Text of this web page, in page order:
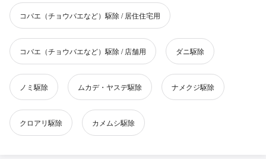
コバエ（チョウバエなど）駆除 / 居住住宅用
コバエ（チョウバエなど）駆除 / 店舗用 ダニ駆除
ノミ駆除 ムカデ・ヤスデ駆除 ナメクジ駆除
クロアリ駆除 カメムシ駆除